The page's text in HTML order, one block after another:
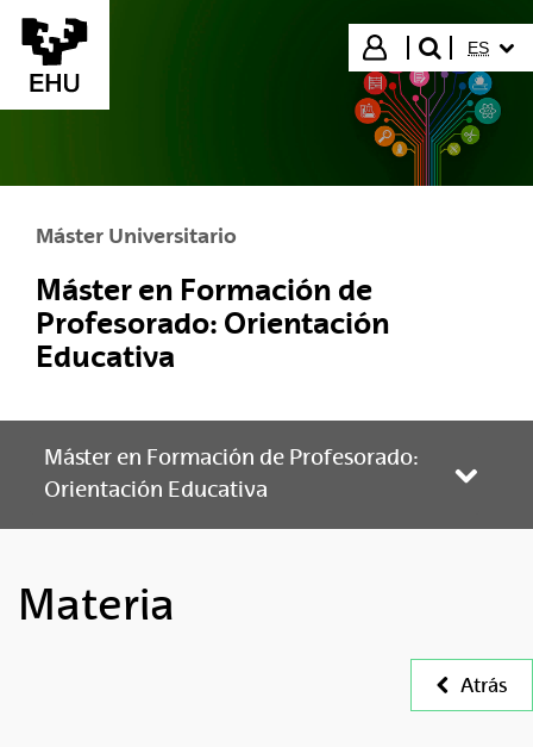
Saltar al contenido principal
Iniciar sesión
buscar"
ES
Máster Universitario
Máster en Formación de
Profesorado: Orientación
Educativa
Máster en Formación de Profesorado:
Orientación Educativa
Materia
Atrás